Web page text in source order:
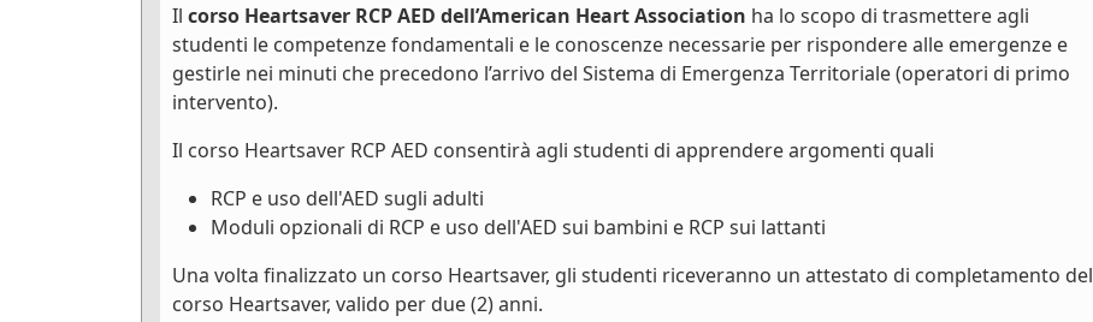
Il corso Heartsaver RCP AED dell’American Heart Association ha lo scopo di trasmettere agli
studenti le competenze fondamentali e le conoscenze necessarie per rispondere alle emergenze e
gestirle nei minuti che precedono l’arrivo del Sistema di Emergenza Territoriale (operatori di primo
intervento).
Il corso Heartsaver RCP AED consentirà agli studenti di apprendere argomenti quali
RCP e uso dell'AED sugli adulti
Moduli opzionali di RCP e uso dell'AED sui bambini e RCP sui lattanti
Una volta finalizzato un corso Heartsaver, gli studenti riceveranno un attestato di completamento del
corso Heartsaver, valido per due (2) anni.